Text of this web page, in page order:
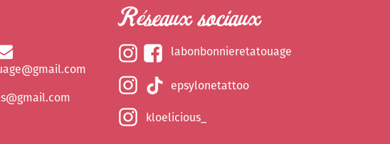
Réseaux sociaux
labonbonnieretatouage
epsylonetattoo
kloelicious_